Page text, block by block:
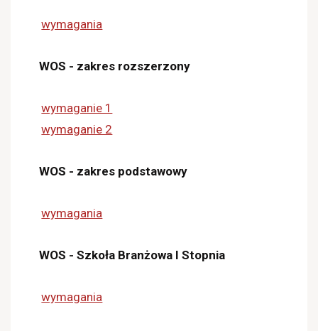
wymagania
WOS - zakres rozszerzony
wymaganie 1
wymaganie 2
WOS - zakres podstawowy
wymagania
WOS - Szkoła Branżowa I Stopnia
wymagania